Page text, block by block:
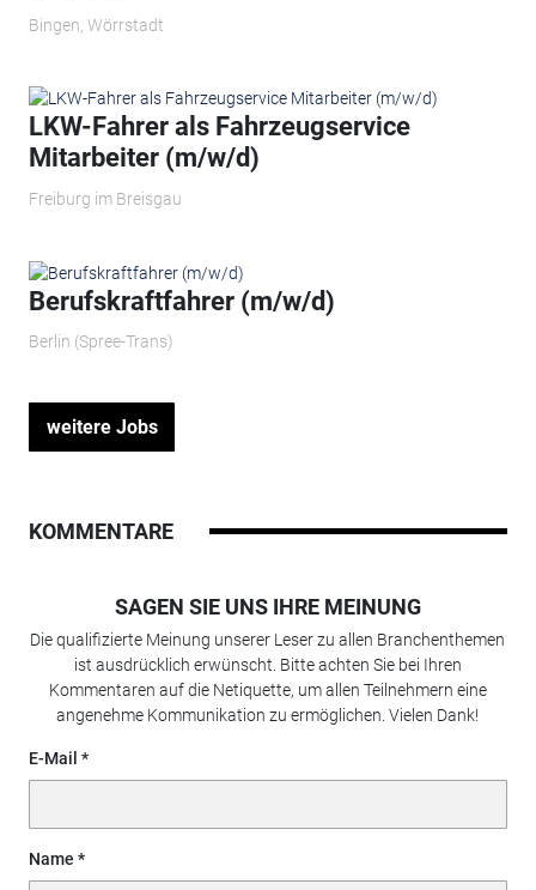
Bingen, Wörrstadt
LKW-Fahrer als Fahrzeugservice
Mitarbeiter (m/w/d)
Freiburg im Breisgau
Berufskraftfahrer (m/w/d)
Berlin (Spree-Trans)
weitere Jobs
KOMMENTARE
SAGEN SIE UNS IHRE MEINUNG
Die qualifizierte Meinung unserer Leser zu allen Branchenthemen
ist ausdrücklich erwünscht. Bitte achten Sie bei Ihren
Kommentaren auf die Netiquette, um allen Teilnehmern eine
angenehme Kommunikation zu ermöglichen. Vielen Dank!
E-Mail
Name